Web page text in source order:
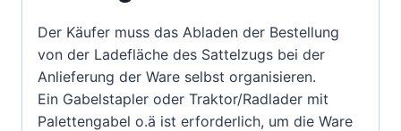
Der Käufer muss das Abladen der Bestellung
von der Ladefläche des Sattelzugs bei der
Anlieferung der Ware selbst organisieren.
Ein Gabelstapler oder Traktor/Radlader mit
Palettengabel o.ä ist erforderlich, um die Ware